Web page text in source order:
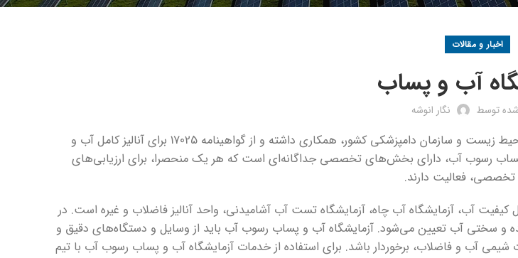
اخبار و مقالات
آب و پساب
توسط نگار انوشه
آزمایشگاه آب و پساب تهران است که با سازمان ملی استاندارد ایران و سازمان محیط زیست و سازمان دامپزشکی کشور، همکاری داشته و از گواهینامه 17025 برای آنالیز کامل آب و
پساب رسوب آب، دارای بخش‌های تخصصی جداگانه‌ای است که هر یک منحصرا، برای ارزیابی‌های
فعالیت دارند.
آب، آزمایشگاه آب چاه، آزمایشگاه تست آب آشامیدنی، واحد آنالیز فاضلاب و غیره است. در
و سختی آب تعیین می‌شود. آزمایشگاه آب و پساب رسوب آب باید از وسایل و دستگاه‌های دقیق و
آب و فاضلاب، برخوردار باشد. برای استفاده از خدمات آزمایشگاه آب و پساب رسوب آب با تیم